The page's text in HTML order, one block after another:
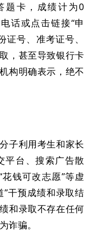
题卡，成绩计为0
话或点击链接“申
号、准考证号、
，甚至导致银行卡
构明确表示，绝不
子利用考生和家长
平台、搜索广告散
花钱可改志愿”等虚
”干预成绩和录取结
和录取不存在任何
诈骗。